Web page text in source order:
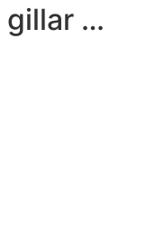
gillar …